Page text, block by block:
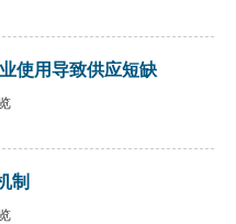
使用导致供应短缺
制